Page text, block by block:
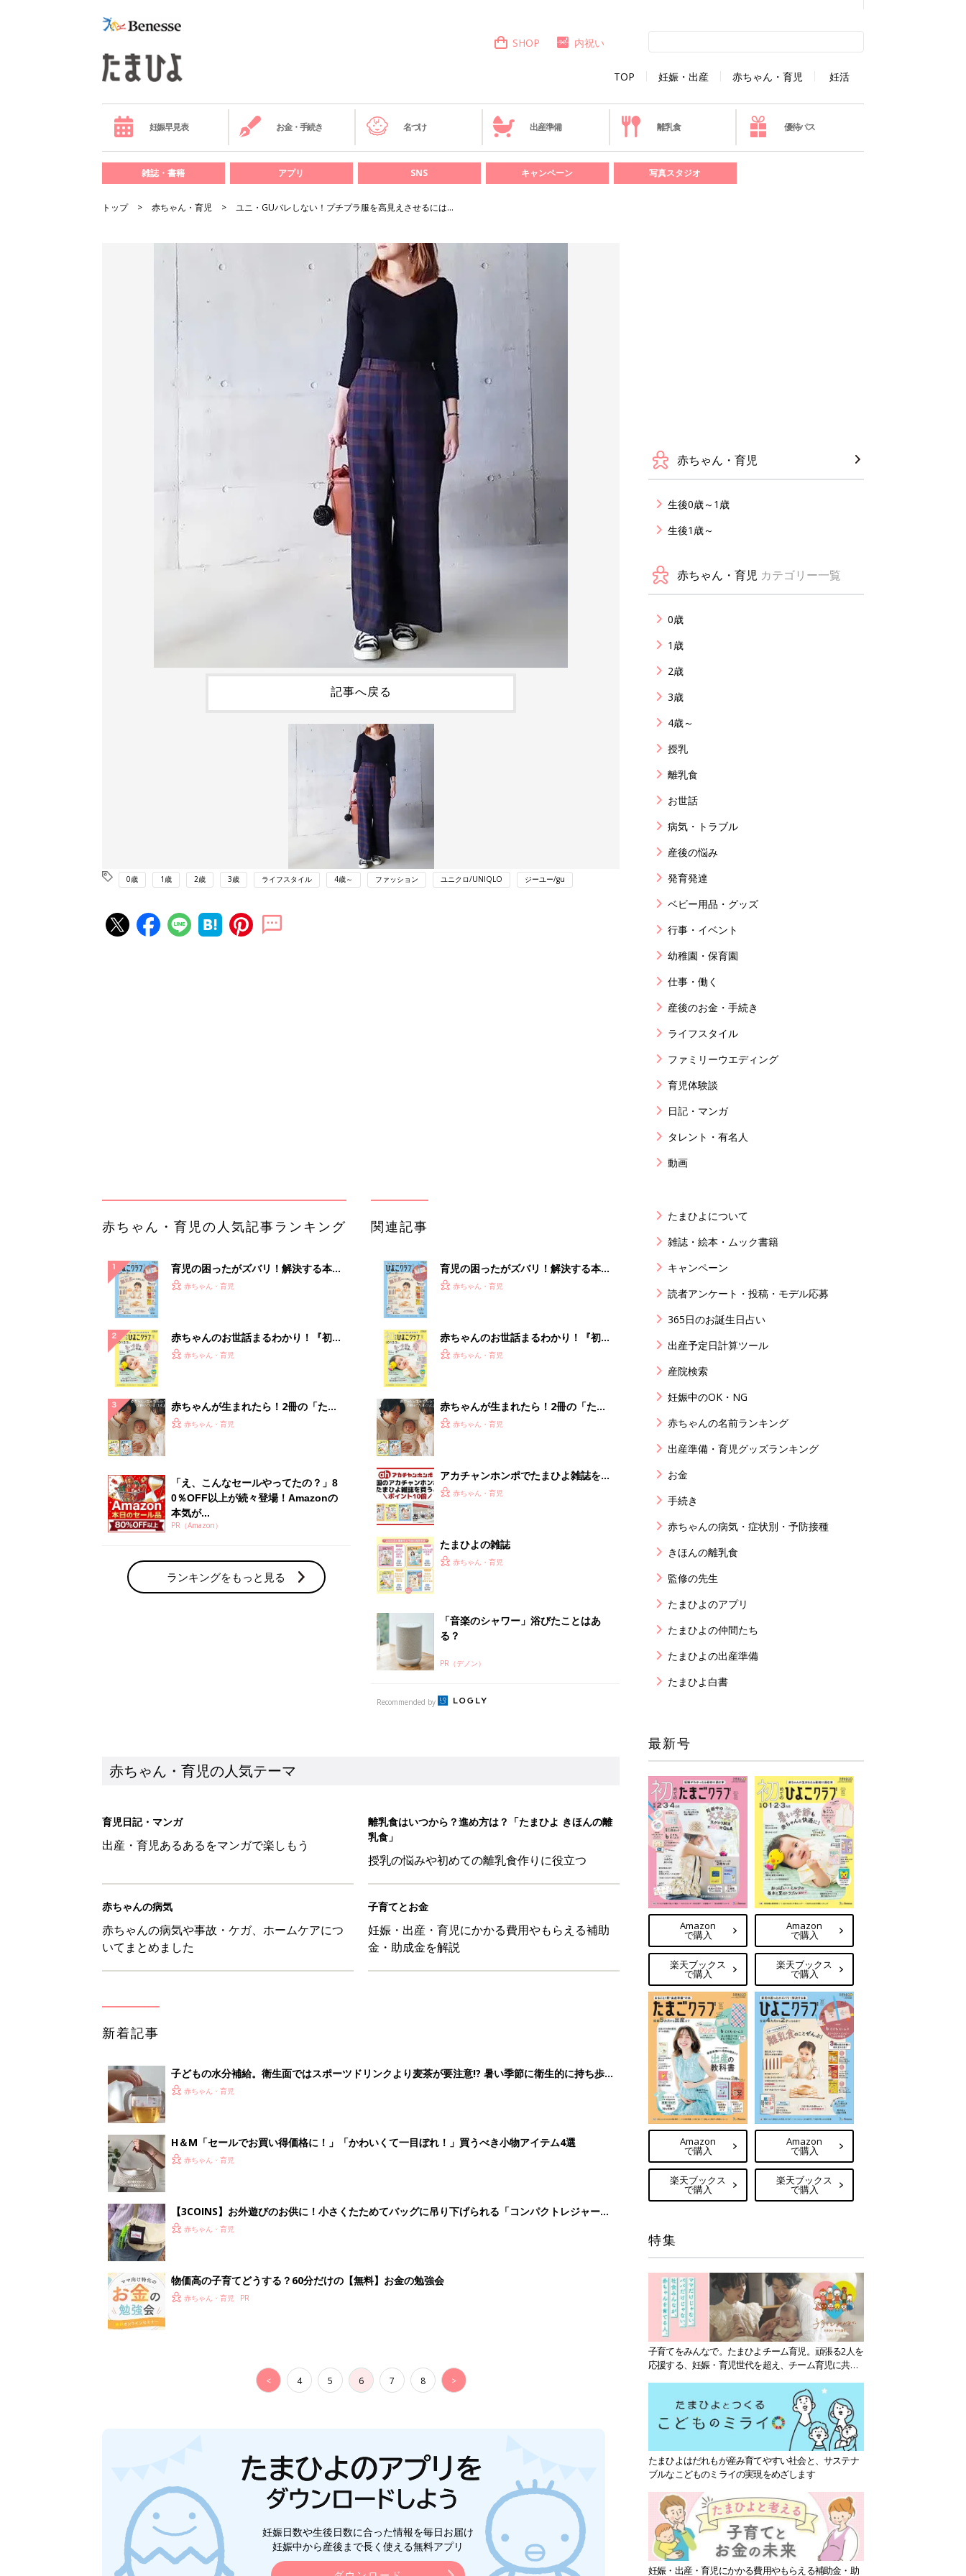
TOP 妊娠・出産 赤ちゃん・育児 妊活
SHOP 内祝い
妊娠早見表 お金・手続き 名づけ 出産準備 離乳食 優待パス
雑誌・書籍 アプリ SNS キャンペーン 写真スタジオ
トップ 赤ちゃん・育児 ユニ・GUバレしない！プチプラ服を高見えさせるには…
記事へ戻る
0歳 1歳 2歳 3歳 ライフスタイル 4歳～ ファッション ユニクロ/UNIQLO ジーユー/gu
0％OFF以上が続々登場！Amazonの
本気が...
PR（Amazon）
ランキングをもっと見る
る？
PR（デノン）
赤ちゃん・育児の人気テーマ
育児日記・マンガ
離乳食はいつから？進め方は？「たまひよ きほんの離
授乳の悩みや初めての離乳食作りに役立つ
子育てとお金
妊娠・出産・育児にかかる費用やもらえる補助
金・助成金を解説
子どもの水分補給。衛生面ではスポーツドリンクより麦茶が要注意!? 暑い季節に衛生的に持ち歩
く3つのコツとは？【専門家監修】
赤ちゃん・育児
H＆М「セールでお買い得価格に！」「かわいくて一目ぼれ！」買うべき小物アイテム4選
赤ちゃん・育児
【3COINS】お外遊びのお供に！小さくたためてバッグに吊り下げられる「コンパクトレジャーシ
< 4 5 6 7 8 >
赤ちゃん・育児
生後0歳～1歳
生後1歳～
赤ちゃん・育児 カテゴリー一覧
0歳
1歳
2歳
3歳
4歳～
授乳
離乳食
お世話
病気・トラブル
産後の悩み
発育発達
ベビー用品・グッズ
行事・イベント
幼稚園・保育園
仕事・働く
産後のお金・手続き
ライフスタイル
ファミリーウエディング
育児体験談
日記・マンガ
タレント・有名人
動画
たまひよについて
雑誌・絵本・ムック書籍
キャンペーン
読者アンケート・投稿・モデル応募
365日のお誕生日占い
出産予定日計算ツール
産院検索
妊娠中のOK・NG
赤ちゃんの名前ランキング
出産準備・育児グッズランキング
お金
手続き
赤ちゃんの病気・症状別・予防接種
きほんの離乳食
監修の先生
たまひよのアプリ
たまひよの仲間たち
たまひよの出産準備
たまひよ白書
最新号
Amazon
で購入
楽天ブックス
で購入
Amazon
で購入
楽天ブックス
で購入
Amazon
で購入
楽天ブックス
で購入
Amazon
で購入
楽天ブックス
で購入
特集
子育てをみんなで。たまひよチーム育児。頑張る2人を
応援する、妊娠・育児世代を超え、チーム育児に共感
たまひよはだれもが産み育てやすい社会と、サステナ
ブルなこどものミライの実現をめざします
妊娠・出産・育児にかかる費用やもらえる補助金・助